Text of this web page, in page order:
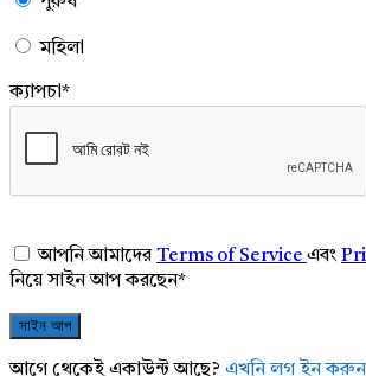
মহিলা
ক্যাপচা*
আপনি আমাদেরTerms of Service এবং
নিয়ে সাইন আপ করছেন*
আগে থেকেই একাউন্ট আছে? এখনি লগ ইন করুন